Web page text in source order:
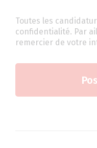
Toutes les
confidentialité. Par
remercier de votre